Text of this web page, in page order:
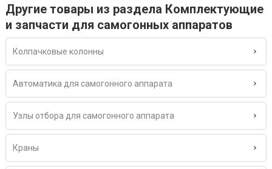
Другие товары из раздела Комплектующие
и запчасти для самогонных аппаратов
Колпачковые колонны
Автоматика для самогонного аппарата
Узлы отбора для самогонного аппарата
Краны